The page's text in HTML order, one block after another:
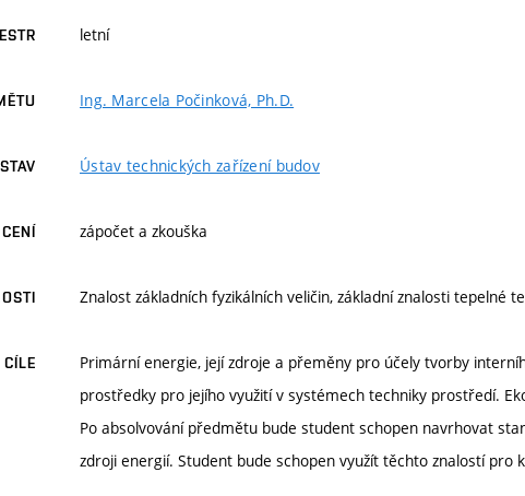
letní
Ing. Marcela Počinková, Ph.D.
Ústav technických zařízení budov
zápočet a zkouška
Znalost základních fyzikálních veličin, základní znalosti tepelné
Primární energie, její zdroje a přeměny pro účely tvorby
prostředky pro jejího využití v systémech techniky prostředí.
Po absolvování předmětu bude student schopen navrhovat
zdroji energií. Student bude schopen využít těchto znalostí pro